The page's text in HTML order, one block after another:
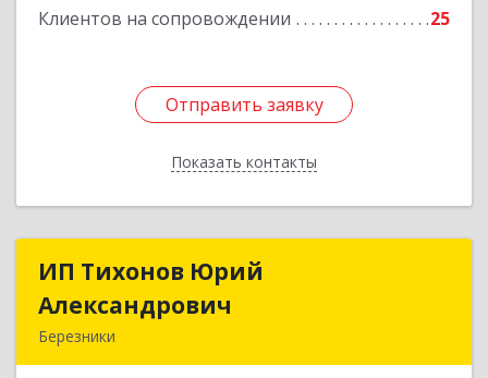
Клиентов на сопровождении 25
Отправить заявку
Показать контакты
Подробнее
Отправить заявку
Назад
ИП Тихонов Юрий
Александрович
Березники
ИП Тихонов Юрий